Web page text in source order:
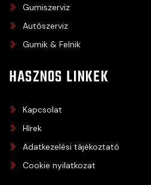
Gumiszerviz
Autószerviz
Gumik & Felnik
HASZNOS LINKEK
Kapcsolat
Hírek
Adatkezelési tájékoztató
Cookie nyilatkozat